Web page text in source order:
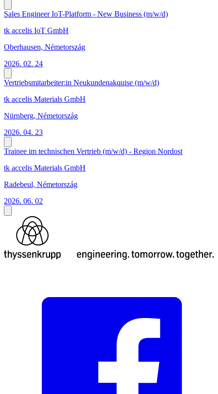
Sales Engineer IoT-Platform - New Business (m/w/d)
tk accelis IoT GmbH
Oberhausen, Németország
2026. 02. 24
Vertriebsmitarbeiter:in Neukundenakquise (m/w/d)
tk accelis Materials GmbH
Nürnberg, Németország
2026. 04. 23
Trainee im technischen Vertrieb (m/w/d) - Region Nordost
tk accelis Materials GmbH
Radebeul, Németország
2026. 06. 02